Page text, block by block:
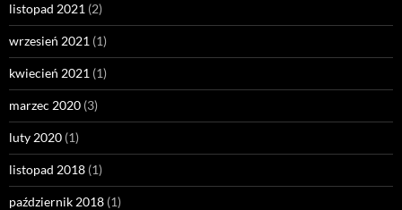
listopad 2021 (2)
wrzesień 2021 (1)
kwiecień 2021 (1)
marzec 2020 (3)
luty 2020 (1)
listopad 2018 (1)
październik 2018 (1)